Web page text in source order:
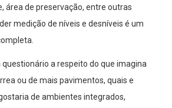
área de preservação, entre outras
medição de níveis e desníveis é um
a respeito do que imagina
ou de mais pavimentos, quais e
de ambientes integrados,